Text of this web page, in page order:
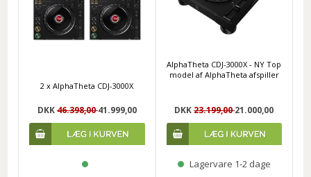
2 x AlphaTheta CDJ-3000X
DKK46.398,0041.999,00
AlphaTheta CDJ-3000X - NY Top
model af AlphaTheta afspiller
DKK23.199,0021.000,00
Lagervare 1-2 dage